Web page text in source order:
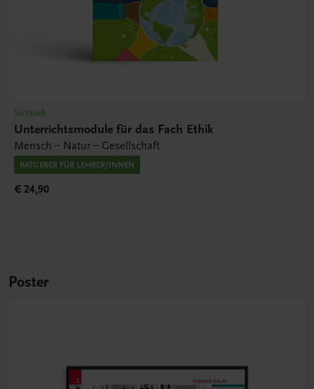
Sachbuch
Unterrichtsmodule für das Fach Ethik
Mensch – Natur – Gesellschaft
RATGEBER FÜR LEHRER/INNEN
€ 24,90
Poster